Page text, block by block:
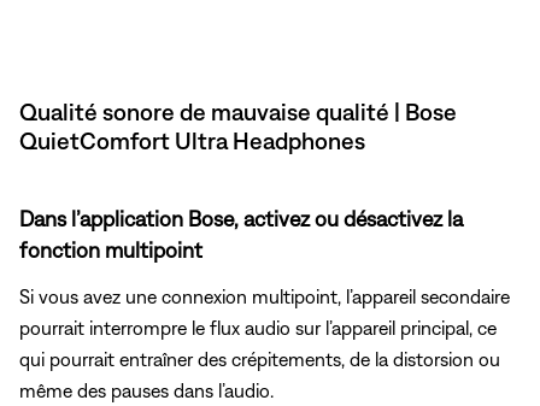
Qualité sonore de mauvaise qualité | Bose
QuietComfort Ultra Headphones
Dans l’application Bose, activez ou désactivez la
fonction multipoint
Si vous avez une connexion multipoint, l’appareil secondaire
pourrait interrompre le flux audio sur l’appareil principal, ce
qui pourrait entraîner des crépitements, de la distorsion ou
même des pauses dans l’audio.